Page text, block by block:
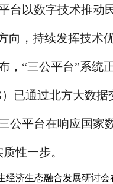
台以数字技术推动
向，持续发挥技术
，“三公平台”系统
）已通过北方大数
公平台在响应国家
性一步。